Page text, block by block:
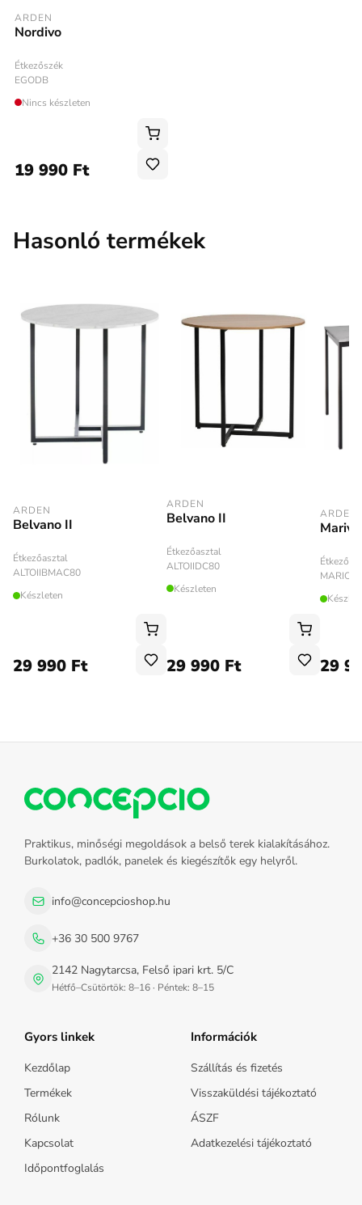
ARDEN
Nordivo
Étkezőszék
EGODB
Nincs készleten
19 990 Ft
Hasonló termékek
ARDEN
Belvano II
Étkezőasztal
ALTOIIBMAC80
Készleten
29 990 Ft
ARDEN
Belvano II
Étkezőasztal
ALTOIIDC80
Készleten
29 990 Ft
ARDEN
Marivo
29
Praktikus, minőségi megoldások a belső terek kialakításához.
Burkolatok, padlók, panelek és kiegészítők egy helyről.
info@concepcioshop.hu
+36 30 500 9767
2142 Nagytarcsa, Felső ipari krt. 5/C
Hétfő–Csütörtök: 8–16 · Péntek: 8–15
Gyors linkek
Kezdőlap
Termékek
Rólunk
Kapcsolat
Időpontfoglalás
Információk
Szállítás és fizetés
Visszaküldési tájékoztató
ÁSZF
Adatkezelési tájékoztató